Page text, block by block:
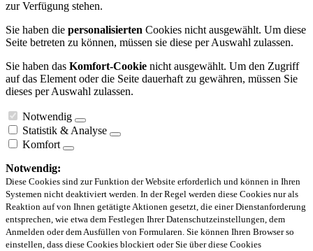
zur Verfügung stehen.
Sie haben die personalisierten Cookies nicht ausgewählt. Um diese
Seite betreten zu können, müssen sie diese per Auswahl zulassen.
Sie haben das Komfort-Cookie nicht ausgewählt. Um den Zugriff
auf das Element oder die Seite dauerhaft zu gewähren, müssen Sie
dieses per Auswahl zulassen.
Notwendig
Statistik & Analyse
Komfort
Notwendig:
Diese Cookies sind zur Funktion der Website erforderlich und können in Ihren
Systemen nicht deaktiviert werden. In der Regel werden diese Cookies nur als
Reaktion auf von Ihnen getätigte Aktionen gesetzt, die einer Dienstanforderung
entsprechen, wie etwa dem Festlegen Ihrer Datenschutzeinstellungen, dem
Anmelden oder dem Ausfüllen von Formularen. Sie können Ihren Browser so
einstellen, dass diese Cookies blockiert oder Sie über diese Cookies